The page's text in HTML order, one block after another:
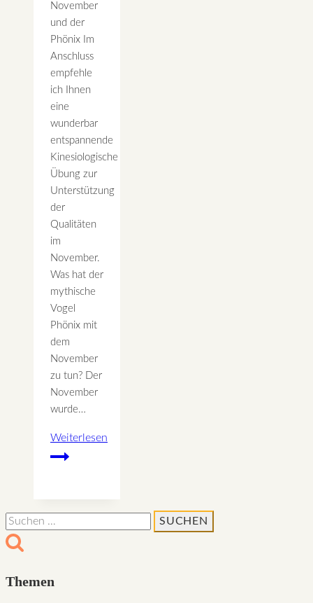
November
und der
Phönix Im
Anschluss
empfehle
ich Ihnen
eine
wunderbar
entspannende
Kinesiologische
Übung zur
Unterstützung
der
Qualitäten
im
November.
Was hat der
mythische
Vogel
Phönix mit
dem
November
zu tun? Der
November
wurde…
Weiterlesen
November
Suchen
nach:
Themen